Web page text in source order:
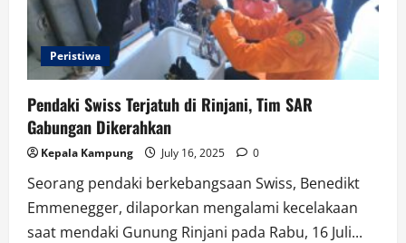
Peristiwa
Pendaki Swiss Terjatuh di Rinjani, Tim SAR
Gabungan Dikerahkan
Kepala Kampung July 16, 2025 0
Seorang pendaki berkebangsaan Swiss, Benedikt
Emmenegger, dilaporkan mengalami kecelakaan
saat mendaki Gunung Rinjani pada Rabu, 16 Juli...